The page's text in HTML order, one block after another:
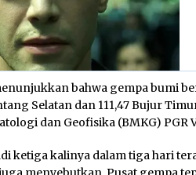
bahwa gempa bumi
Selatan dan 111,47 Bujur
dan Geofisika (BMKG) PGR
ketiga kalinya dalam tiga hari